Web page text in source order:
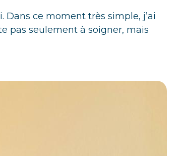
Dans ce moment très simple, j’ai
pas seulement à soigner, mais